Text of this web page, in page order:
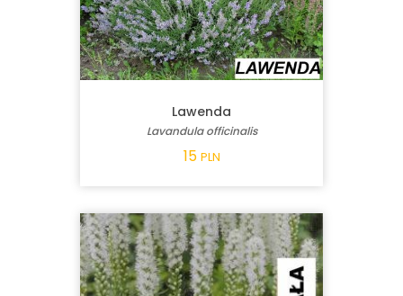
Lawenda
Lavandula officinalis
15 PLN